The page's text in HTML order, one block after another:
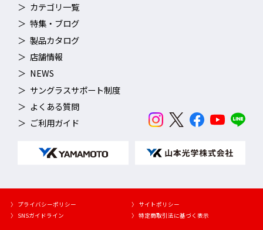
カテゴリ一覧
特集・ブログ
製品カタログ
店舗情報
NEWS
サングラスサポート制度
よくある質問
ご利用ガイド
〉 プライバシーポリシー
〉 サイトポリシー
〉 SNSガイドライン
〉 特定商取引法に基づく表示